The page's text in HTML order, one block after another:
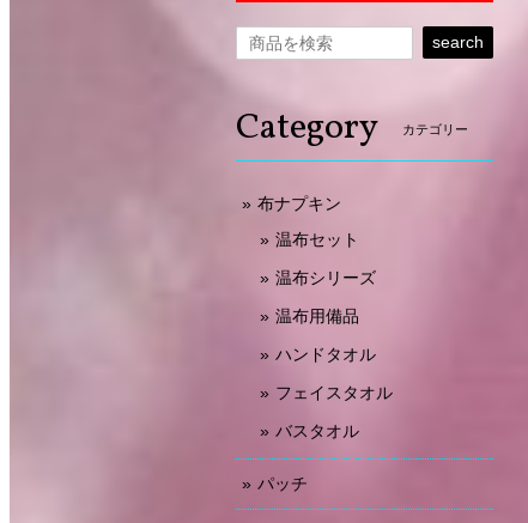
search
Category カテゴリー
布ナプキン
温布セット
温布シリーズ
温布用備品
ハンドタオル
フェイスタオル
バスタオル
パッチ